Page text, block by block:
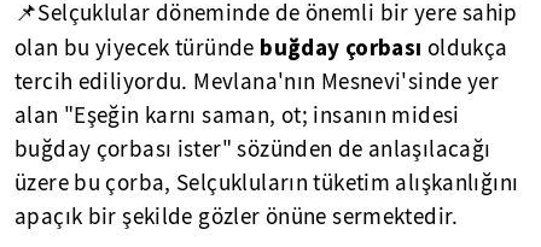
📌Selçuklular döneminde de önemli bir yere sahip
olan bu yiyecek türünde buğday çorbası oldukça
tercih ediliyordu. Mevlana'nın Mesnevi'sinde yer
alan "Eşeğin karnı saman, ot; insanın midesi
buğday çorbası ister" sözünden de anlaşılacağı
üzere bu çorba, Selçukluların tüketim alışkanlığını
apaçık bir şekilde gözler önüne sermektedir.